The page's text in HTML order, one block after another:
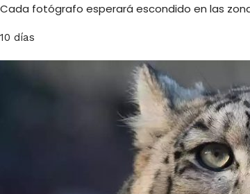
Cada fotógrafo esperará escondido en las
10 días